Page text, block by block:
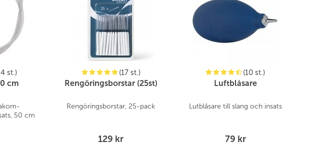
st.)
cm
50 cm
(17 st.)
Rengöringsborstar (25st)
Rengöringsborstar, 25-pack
129 kr
(10 st.)
Luftblåsare
Lutblåsare till slang och insats
79 kr